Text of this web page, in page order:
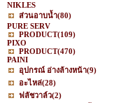
NIKLES
ส่วนอาบน้ำ(80)
PURE SERV
PRODUCT(109)
PIXO
PRODUCT(470)
PAINI
อุปกรณ์ อ่างล้างหน้า(9)
อะไหล่(28)
ฟลัชวาล์ว(2)